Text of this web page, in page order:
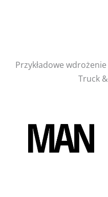
Przykładowe
Truck